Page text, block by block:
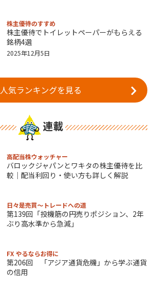
株主優待のすすめ
株主優待でトイレットペーパーがもらえる
銘柄4選
2025年12月5日
人気ランキングを見る
連載
高配当株ウォッチャー
バロックジャパンとワキタの株主優待を比
較｜配当利回り・使い方も詳しく解説
日々是売買～トレードへの道
第139回「投機筋の円売りポジション、2年
ぶり高水準から急減」
FX やるならお得に
第206回 「アジア通貨危機」から学ぶ通貨
の信用